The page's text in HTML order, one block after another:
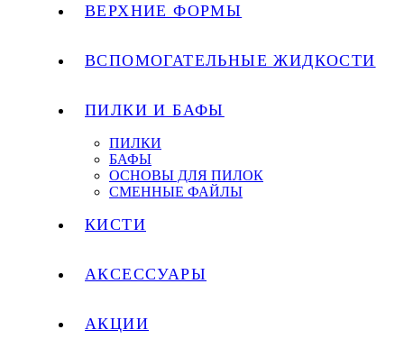
ВЕРХНИЕ ФОРМЫ
ВСПОМОГАТЕЛЬНЫЕ ЖИДКОСТИ
ПИЛКИ И БАФЫ
ПИЛКИ
БАФЫ
ОСНОВЫ ДЛЯ ПИЛОК
СМЕННЫЕ ФАЙЛЫ
КИСТИ
АКСЕССУАРЫ
АКЦИИ